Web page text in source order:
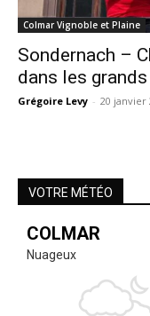
Colmar Vignoble et Plaine
Sondernach –
dans les grands
Grégoire Levy - 20 janvier
VOTRE MÉTÉO
COLMAR
Nuageux